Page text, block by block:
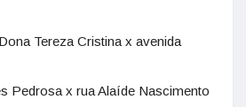
Tereza Cristina x avenida
Pedrosa x rua Alaíde Nascimento